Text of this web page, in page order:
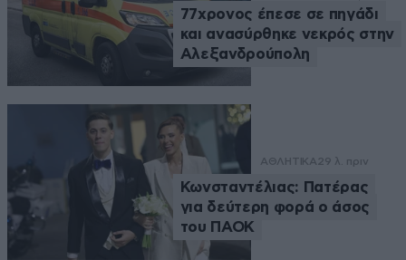
77χρονος έπεσε σε πηγάδι
και ανασύρθηκε νεκρός στην
Αλεξανδρούπολη
ΑΘΛΗΤΙΚΑ 29 λ. πριν
Κωνσταντέλιας: Πατέρας
για δεύτερη φορά ο άσος
του ΠΑΟΚ